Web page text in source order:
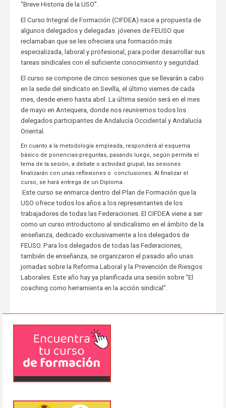
“Breve Historia de la USO”.
El Curso Integral de Formación (CIFDEA) nace a propuesta de
algunos delegados y delegadas jóvenes de FEUSO que
reclamaban que se les ofreciera una formación más
especializada, laboral y profesional, para poder desarrollar sus
tareas sindicales con el suficiente conocimiento y seguridad.
El curso se compone de cinco sesiones que se llevarán a cabo
en la sede del sindicato en Sevilla, el último viernes de cada
mes, desde enero hasta abril. La última sesión será en el mes
de mayo en Antequera, donde nos reuniremos todos los
delegados participantes de Andalucía Occidental y Andalucía
Oriental.
En cuanto a la metodología empleada, responderá al esquema
básico de ponencias-preguntas, pasando luego, según permita el
tema de la sesión, a debate o actividad grupal; las sesiones
finalizarán con unas reflexiones o conclusiones. Al finalizar el
curso, se hará entrega de un Diploma.
Este curso se enmarca dentro del Plan de Formación que la
USO ofrece todos los años a los representantes de los
trabajadores de todas las Federaciones. El CIFDEA viene a ser
como un curso introductorio al sindicalismo en el ámbito de la
enseñanza, dedicado exclusivamente a los delegados de
FEUSO. Para los delegados de todas las Federaciones,
también de enseñanza, se organizaron el pasado año unas
jornadas sobre la Reforma Laboral y la Prevención de Riesgos
Laborales. Este año hay ya planificada una sesión sobre “El
coaching como herramienta en la acción sindical”.